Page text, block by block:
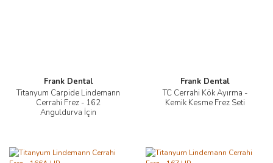
Frank Dental
Titanyum Carpide Lindemann
Cerrahi Frez - 162
Anguldurva İçin
Frank Dental
TC Cerrahi Kök Ayırma -
Kemik Kesme Frez Seti